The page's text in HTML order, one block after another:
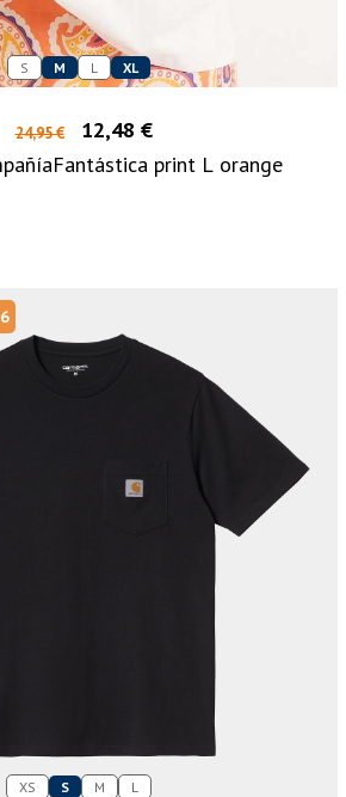
S M L XL
24,95 €
12,48 €
print L orange
XS S M L